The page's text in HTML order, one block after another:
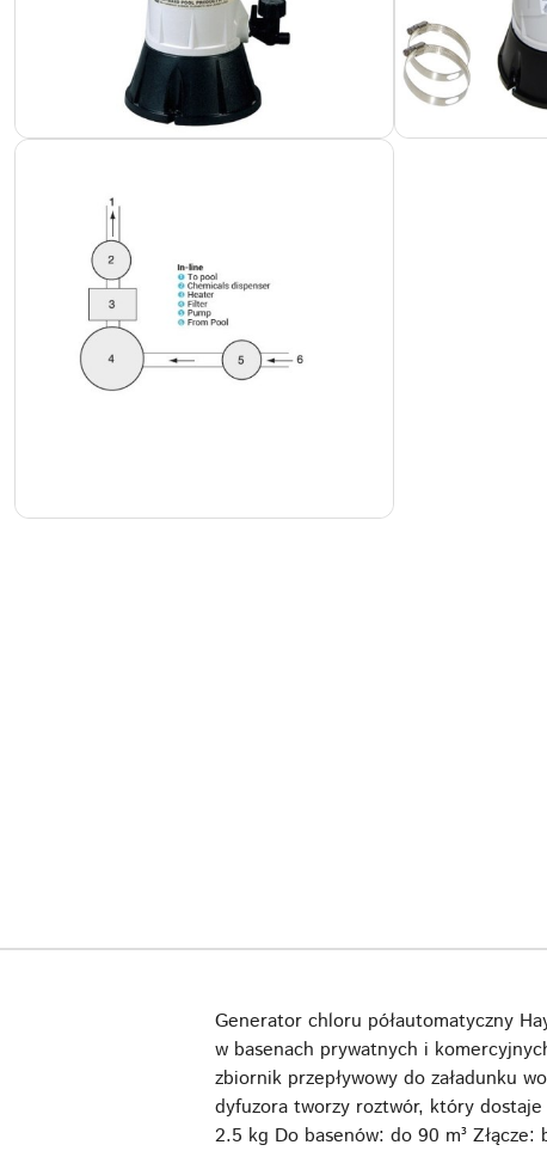
Generator chloru półautomatyczny
w basenach prywatnych i
zbiornik przepływowy do załadunku
dyfuzora tworzy roztwór, który
2.5 kg Do basenów: do 90 m³ Złącze: